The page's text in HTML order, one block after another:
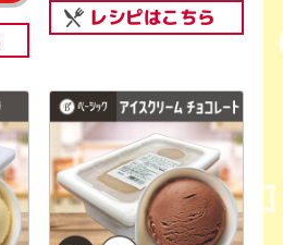
レシピはこちら